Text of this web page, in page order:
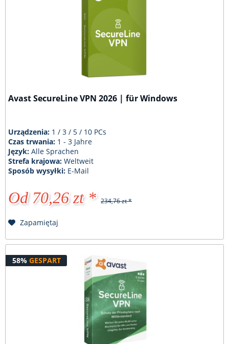
Avast SecureLine VPN 2026 | für Windows
Urządzenia: 1 / 3 / 5 / 10 PCs
Czas trwania: 1 - 3 Jahre
Język:Alle Sprachen
Strefa krajowa:Weltweit
Sposób wysyłki: E-Mail
Od 70,26 zt * 234,76 zt *
Zapamiętaj
58% GESPART